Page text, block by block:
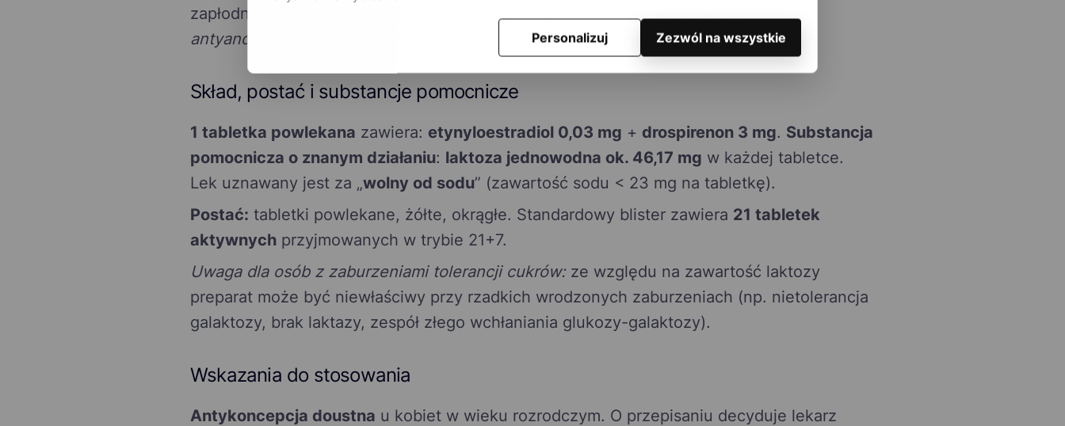
zapłodnienie i implantację. Drospirenon wykazuje dodatkowo właściwości
antyandrogenowe
antymineralokortykosteroidowe(oszczędzające potas).
Skład, postać i substancje pomocnicze
1 tabletka powlekana zawiera: etynyloestradiol 0,03 mg + drospirenon 3 mg. Substancja
pomocnicza o znanym działaniu: laktoza jednowodna ok. 46,17 mg w każdej tabletce.
Lek uznawany jest za „wolny od sodu” (zawartość sodu < 23 mg na tabletkę).
Postać: tabletki powlekane, żółte, okrągłe. Standardowy blister zawiera 21 tabletek
aktywnych przyjmowanych w trybie 21+7.
Uwaga dla osób z zaburzeniami tolerancji cukrów:ze względu na zawartość laktozy
preparat może być niewłaściwy przy rzadkich wrodzonych zaburzeniach (np. nietolerancja
galaktozy, brak laktazy, zespół złego wchłaniania glukozy-galaktozy).
Wskazania do stosowania
Antykoncepcja doustna u kobiet w wieku rozrodczym. O przepisaniu decyduje lekarz
Personalizuj Zezwól na wszystkie